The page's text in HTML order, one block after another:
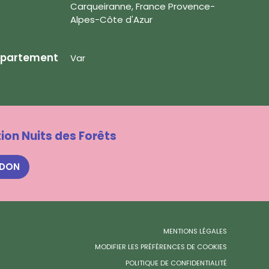
Carqueiranne, France Provence-
Alpes-Côte d'Azur
Var
Nuits des Forêts
MENTIONS LÉGALES
MODIFIER LES PRÉFÉRENCES DE COOKIES
POLITIQUE DE CONFIDENTIALITÉ